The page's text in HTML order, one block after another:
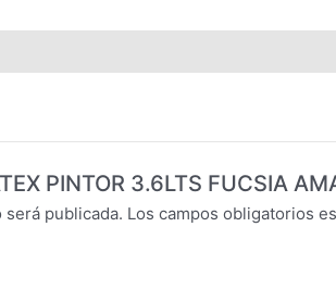
PINTOR 3.6LTS FUCSIA
publicada. Los campos obligatorios